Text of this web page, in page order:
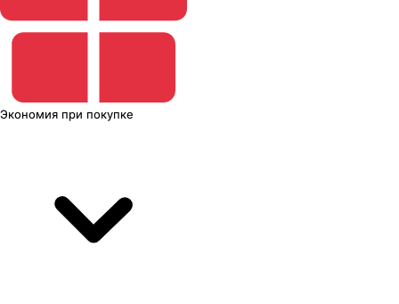
Экономия при покупке